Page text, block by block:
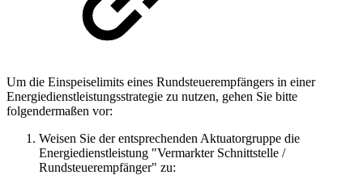
Um die Einspeiselimits eines Rundsteuerempfängers in einer
Energiedienstleistungsstrategie zu nutzen, gehen Sie bitte
folgendermaßen vor:
Weisen Sie der entsprechenden Aktuatorgruppe die
Energiedienstleistung "Vermarkter Schnittstelle /
Rundsteuerempfänger" zu: